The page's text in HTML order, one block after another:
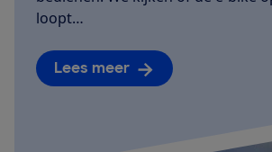
loopt…
Lees meer